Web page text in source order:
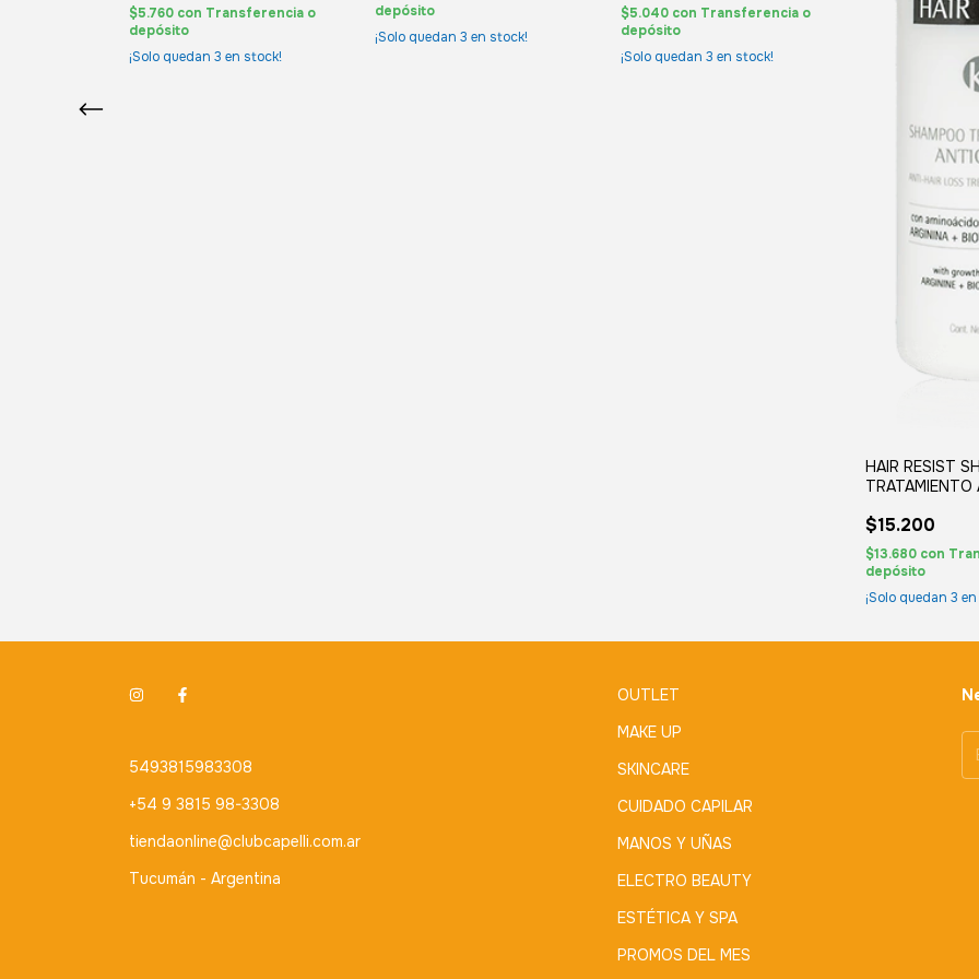
$5.760 con Transferencia o
depósito
¡Solo quedan 3 en stock!
depósito
¡Solo quedan 3 en stock!
$5.040 con Transferencia o
depósito
¡Solo quedan 3 en stock!
HAIR RESIST
TRATAMIENTO
$15.200
$13.680 con
depósito
¡Solo quedan3
5493815983308
+54 9 3815 98-3308
tiendaonline@clubcapelli.com.ar
Tucumán - Argentina
OUTLET
MAKE UP
SKINCARE
CUIDADO CAPILAR
MANOS Y UÑAS
ELECTRO BEAUTY
ESTÉTICA Y SPA
PROMOS DEL MES